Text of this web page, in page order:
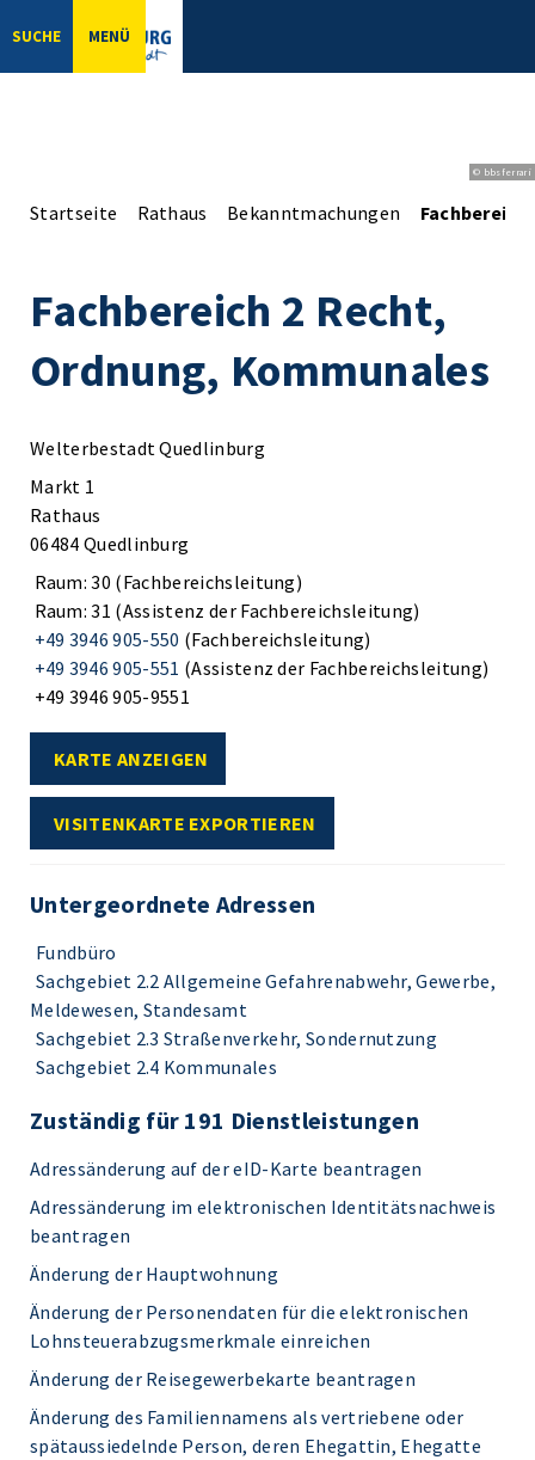
SUCHE MENÜ
© bbsferrari
Startseite Rathaus Bekanntmachungen
Fachbereich 2 Recht,
Ordnung, Kommunales
Welterbestadt Quedlinburg
Markt 1
Rathaus
06484 Quedlinburg
Raum: 30 (Fachbereichsleitung)
Raum: 31 (Assistenz der Fachbereichsleitung)
+49 3946 905-550 (Fachbereichsleitung)
+49 3946 905-551 (Assistenz der Fachbereichsleitung)
+49 3946 905-9551
KARTE ANZEIGEN
VISITENKARTE EXPORTIEREN
Untergeordnete Adressen
Fundbüro
Sachgebiet 2.2 Allgemeine Gefahrenabwehr, Gewerbe,
Meldewesen, Standesamt
Sachgebiet 2.3 Straßenverkehr, Sondernutzung
Sachgebiet 2.4 Kommunales
Zuständig für 191 Dienstleistungen
Adressänderung auf der eID-Karte beantragen
Adressänderung im elektronischen Identitätsnachweis
beantragen
Änderung der Hauptwohnung
Änderung der Personendaten für die elektronischen
Lohnsteuerabzugsmerkmale einreichen
Änderung der Reisegewerbekarte beantragen
Änderung des Familiennamens als vertriebene oder
spätaussiedelnde Person, deren Ehegattin, Ehegatte